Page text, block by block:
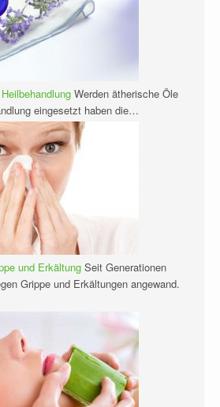
Werden ätherische Öle
eingesetzt haben die…
und Erkältung Seit Generationen
Grippe und Erkältungen angewand.